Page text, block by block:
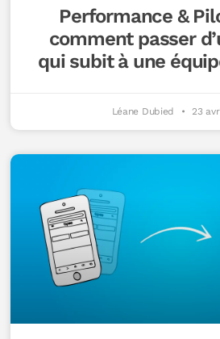
Performance &
comment passer
qui subit à une
Léane Dubied 23